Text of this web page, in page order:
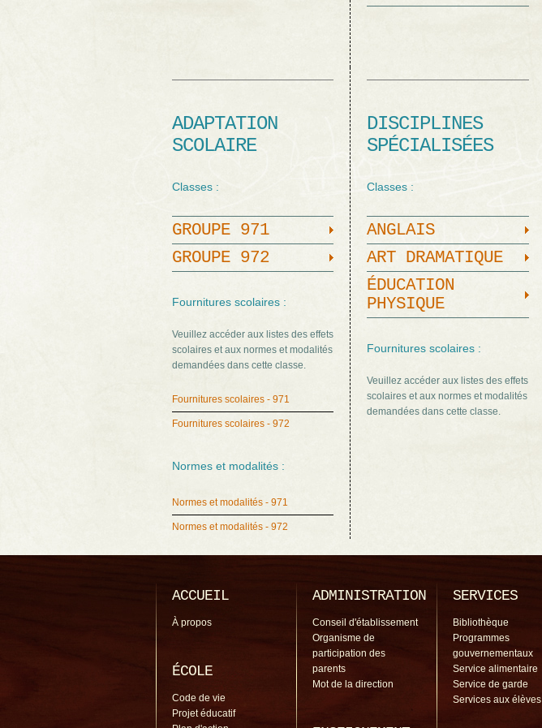
ADAPTATION
SCOLAIRE
Classes :
GROUPE 971
GROUPE 972
Fournitures scolaires :
Veuillez accéder aux listes des effets
scolaires et aux normes et modalités
demandées dans cette classe.
Fournitures scolaires - 971
Fournitures scolaires - 972
Normes et modalités :
Normes et modalités - 971
Normes et modalités - 972
DISCIPLINES
SPÉCIALISÉES
Classes :
ANGLAIS
ART DRAMATIQUE
ÉDUCATION
PHYSIQUE
Fournitures scolaires :
Veuillez accéder aux listes des effets
scolaires et aux normes et modalités
demandées dans cette classe.
ACCUEIL
À propos
ÉCOLE
Code de vie
Projet éducatif
ADMINISTRATION
Conseil d'établissement
Organisme de
participation des
parents
Mot de la direction
SERVICES
Bibliothèque
Programmes
gouvernementaux
Service alimentaire
Service de garde
Services aux élèves